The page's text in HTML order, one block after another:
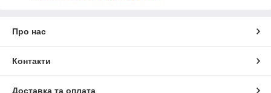
Про нас
Контакти
Доставка та оплата